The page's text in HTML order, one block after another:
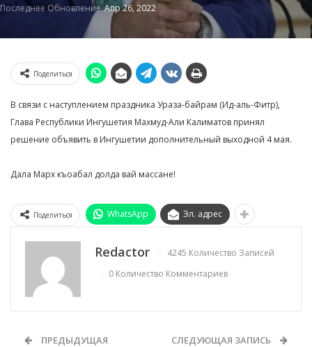
Последнее ОбновлениеАпр 26, 2022
Поделиться
В связи с наступлением праздника Ураза-байрам (Ид-аль-Фитр),
Глава Республики Ингушетия Махмуд-Али Калиматов принял
решение объявить в Ингушетии дополнительный выходной 4 мая.
Дала Марх къоабал долда вай массане!
Поделиться WhatsApp Эл. адрес
Redactor
4245 Количество Записей
0 Количество Комментариев
ПРЕДЫДУЩАЯ
СЛЕДУЮЩАЯ ЗАПИСЬ